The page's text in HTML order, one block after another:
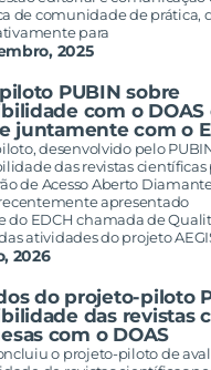
de comunidade de prática,
para
2025
PUBIN sobre
com o DOAS
juntamente com o
desenvolvido pelo
das revistas científicas
de Acesso Aberto
apresentado
do EDCH chamada de
atividades do projeto
2026
do projeto-piloto
das revistas
com o DOAS
o projeto-piloto de